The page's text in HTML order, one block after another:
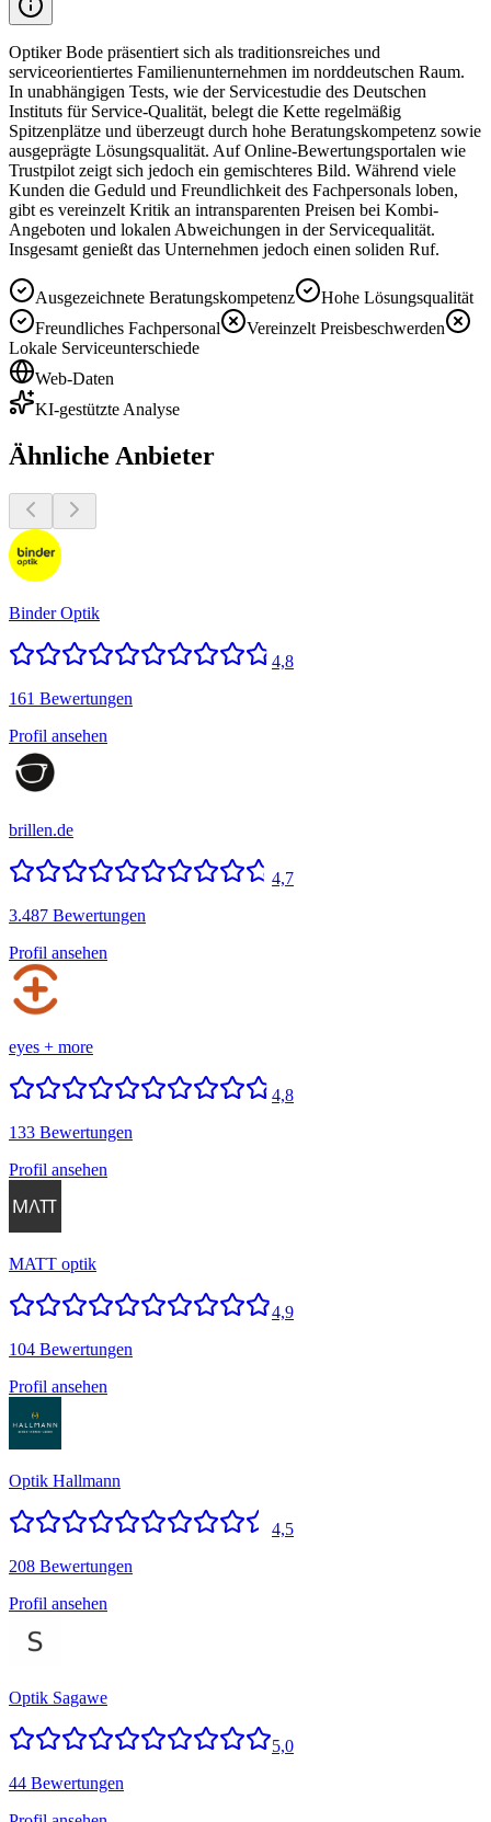
Optiker Bode präsentiert sich als traditionsreiches und
serviceorientiertes Familienunternehmen im norddeutschen Raum.
In unabhängigen Tests, wie der Servicestudie des Deutschen
Instituts für Service-Qualität, belegt die Kette regelmäßig
Spitzenplätze und überzeugt durch hohe Beratungskompetenz sowie
ausgeprägte Lösungsqualität. Auf Online-Bewertungsportalen wie
Trustpilot zeigt sich jedoch ein gemischteres Bild. Während viele
Kunden die Geduld und Freundlichkeit des Fachpersonals loben,
gibt es vereinzelt Kritik an intransparenten Preisen bei Kombi-
Angeboten und lokalen Abweichungen in der Servicequalität.
Insgesamt genießt das Unternehmen jedoch einen soliden Ruf.
Ausgezeichnete Beratungskompetenz
Hohe Lösungsqualität
Freundliches Fachpersonal
Vereinzelt Preisbeschwerden
Lokale Serviceunterschiede
Web-Daten
KI-gestützte Analyse
Ähnliche Anbieter
Binder Optik
4,8
161 Bewertungen
Profil ansehen
brillen.de
4,7
3.487 Bewertungen
Profil ansehen
eyes + more
4,8
133 Bewertungen
Profil ansehen
MATT optik
4,9
104 Bewertungen
Profil ansehen
Optik Hallmann
4,5
208 Bewertungen
Profil ansehen
Optik Sagawe
5,0
44 Bewertungen